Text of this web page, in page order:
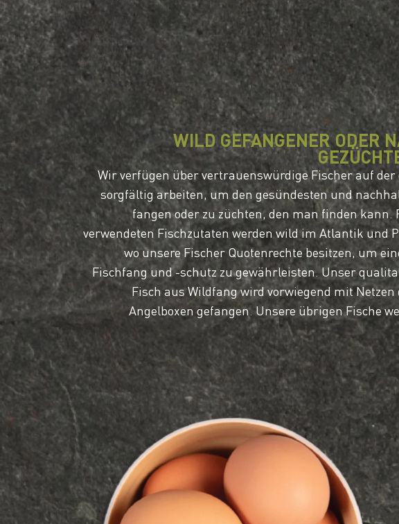
WILD GEFANGENER ODER
Wir verfügen über vertrauenswürdige Fischer auf der
sorgfältig arbeiten, um den gesündesten und
fangen oder zu züchten, den man finden kann.
verwendeten Fischzutaten werden wild im Atlantik und
wo unsere Fischer Quotenrechte besitzen, um
Fischfang und -schutz zu gewährleisten. Unser
Fisch aus Wildfang wird vorwiegend mit
Angelboxen gefangen. Unsere übrigen Fische